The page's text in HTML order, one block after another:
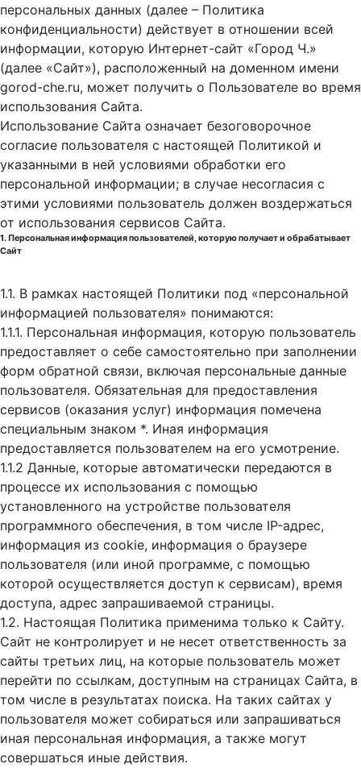
персональных данных (далее – Политика
конфиденциальности) действует в отношении всей
информации, которую Интернет-сайт «Город Ч.»
(далее «Сайт»), расположенный на доменном имени
gorod-che.ru, может получить о Пользователе во время
использования Cайта.
Использование Сайта означает безоговорочное
согласие пользователя с настоящей Политикой и
указанными в ней условиями обработки его
персональной информации; в случае несогласия с
этими условиями пользователь должен воздержаться
от использования сервисов Сайта.
1. Персональная информация пользователей, которую получает и обрабатывает
Сайт
1.1. В рамках настоящей Политики под «персональной
информацией пользователя» понимаются:
1.1.1. Персональная информация, которую пользователь
предоставляет о себе самостоятельно при заполнении
форм обратной связи, включая персональные данные
пользователя. Обязательная для предоставления
сервисов (оказания услуг) информация помечена
специальным знаком *. Иная информация
предоставляется пользователем на его усмотрение.
1.1.2 Данные, которые автоматически передаются в
процессе их использования с помощью
установленного на устройстве пользователя
программного обеспечения, в том числе IP-адрес,
информация из cookie, информация о браузере
пользователя (или иной программе, с помощью
которой осуществляется доступ к cервисам), время
доступа, адрес запрашиваемой страницы.
1.2. Настоящая Политика применима только к Сайту.
Сайт не контролирует и не несет ответственность за
сайты третьих лиц, на которые пользователь может
перейти по ссылкам, доступным на страницах Сайта, в
том числе в результатах поиска. На таких сайтах у
пользователя может собираться или запрашиваться
иная персональная информация, а также могут
совершаться иные действия.